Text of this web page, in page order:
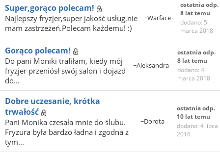
Super,gorąco polecam!
Najlepszy fryzjer,super jakość usług,nie
mam zastrzeżeń.Polecam każdemu! :)
~Warface
ostatnia odp.
8 lat temu
dodano: 5
marca 2018
Gorąco polecam!
Do pani Moniki trafiłam, kiedy mój
fryzjer przeniósł swój salon i dojazd
do...
~Aleksandra
ostatnia odp.
8 lat temu
dodano: 4
marca 2018
Dobre uczesanie, krótka
trwałość
Pani Monika czesała mnie do ślubu.
Fryzura była bardzo ładna i zgodna z
tym...
~Dorota
ostatnia odp.
10 lat temu
dodano: 4 lipca
2016